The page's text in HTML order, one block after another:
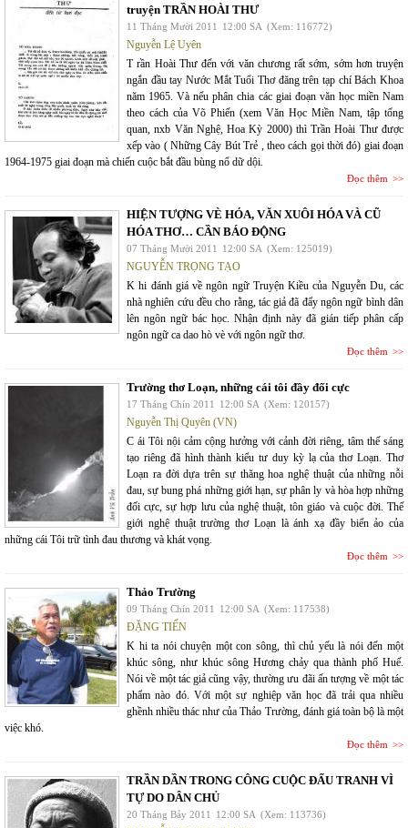
truyện TRẦN HOÀI THƯ
11 Tháng Mười 2011 12:00 SA (Xem: 116772)
Nguyễn Lệ Uyên
T rần Hoài Thư đến với văn chương rất sớm, sớm hơn truyện
ngắn đầu tay Nước Mắt Tuổi Thơ đăng trên tạp chí Bách Khoa
năm 1965. Và nếu phân chia các giai đoạn văn học miền Nam
theo cách của Võ Phiến (xem Văn Học Miền Nam, tập tổng
quan, nxb Văn Nghệ, Hoa Kỳ 2000) thì Trần Hoài Thư được
xếp vào ( Những Cây Bút Trẻ , theo cách gọi thời đó) giai đoạn
1964-1975 giai đoạn mà chiến cuộc bắt đầu bùng nổ dữ dội.
Đọc thêm
HIỆN TƯỢNG VÈ HÓA, VĂN XUÔI HÓA VÀ CŨ
HÓA THƠ… CẦN BÁO ĐỘNG
07 Tháng Mười 2011 12:00 SA (Xem: 125019)
NGUYỄN TRỌNG TẠO
K hi đánh giá về ngôn ngữ Truyện Kiều của Nguyễn Du, các
nhà nghiên cứu đều cho rằng, tác giả đã đẩy ngôn ngữ bình dân
lên ngôn ngữ bác học. Nhận định này đã gián tiếp phân cấp
ngôn ngữ ca dao hò vè với ngôn ngữ thơ.
Đọc thêm
Trường thơ Loạn, những cái tôi đầy đối cực
17 Tháng Chín 2011 12:00 SA (Xem: 120157)
Nguyễn Thị Quyên (VN)
C ái Tôi nội cảm cộng hưởng với cảnh đời riêng, tâm thế sáng
tạo riêng đã hình thành kiểu tư duy kỳ lạ của thơ Loạn. Thơ
Loạn ra đời dựa trên sự thăng hoa nghệ thuật của những nỗi
đau, sự bung phá những giới hạn, sự phân ly và hòa hợp những
đối cực, sự hợp lưu của nghệ thuật, tôn giáo và cuộc đời. Thế
giới nghệ thuật trường thơ Loạn là ánh xạ đầy biến ảo của
những cái Tôi trữ tình đau thương và khát vọng.
Đọc thêm
Thảo Trường
09 Tháng Chín 2011 12:00 SA (Xem: 117538)
ĐẶNG TIẾN
K hi ta nói chuyện một con sông, thì chủ yếu là nói đến một
khúc sông, như khúc sông Hương chảy qua thành phố Huế.
Nói về một tác giả cũng vậy, thường ưu đãi ấn tượng về một tác
phẩm nào đó. Với một sự nghiệp văn học đã trải qua nhiều
ghềnh nhiều thác như của Thảo Trường, đánh giá toàn bộ là một
việc khó.
Đọc thêm
TRẦN DẦN TRONG CÔNG CUỘC ĐẤU TRANH VÌ
TỰ DO DÂN CHỦ
20 Tháng Bảy 2011 12:00 SA (Xem: 113736)